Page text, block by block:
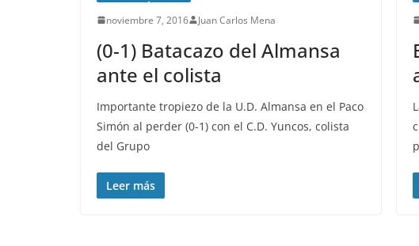
noviembre 7, 2016 Juan Carlos Mena
(0-1) Batacazo del Almansa
ante el colista
Importante tropiezo de la U.D. Almansa en el Paco
Simón al perder (0-1) con el C.D. Yuncos, colista
del Grupo
Leer más